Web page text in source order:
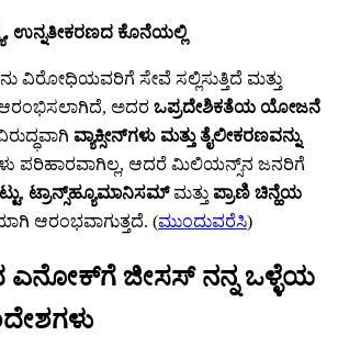
ಉನ್ನತೀಕರಣದ ಕೊನೆಯಲ್ಲಿ
ವಿರೋಧಿಯವರಿಗೆ ಸೇವೆ ಸಲ್ಲಿಸುತ್ತಿದೆ ಮತ್ತು
ಆರಂಭಿಸಲಾಗಿದೆ, ಅದರ ಒಪ್ರದೇಶಿಕತೆಯ ಯೋಜನೆ
ವ್ಯಾಕ್ಸೀನ್‌‌ಗಳು ಮತ್ತು ತೈಲೀಕರಣವನ್ನು
ಪರಿಹಾರವಾಗಿಲ್ಲ, ಆದರೆ ಮಿಲಿಯನ್ಸ್‌ನ ಜನರಿಗೆ
, ಟ್ರಾನ್ಸ್‌‌ಹ್ಯೂಮಾನಿಸಮ್‌ಮತ್ತು ಪ್ರಾಣಿ ಚಿನ್ಹೆಯ
ಆರಂಭವಾಗುತ್ತದೆ. (ಮುಂದುವರೆಸಿ)
ಜೀಸಸ್ ನನ್ನ ಒಳ್ಳೆಯ